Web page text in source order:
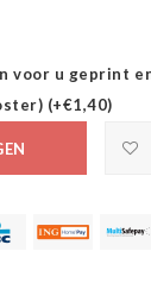
voor u geprint
(+€1,40)